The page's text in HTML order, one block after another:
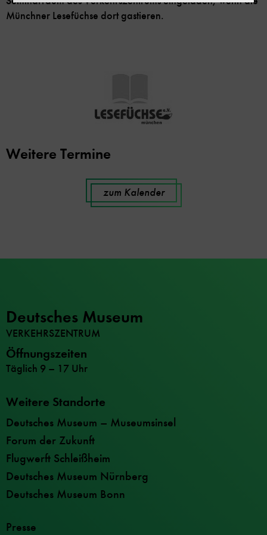
Münchner Lesefüchse dort gastieren.
Weitere Termine
zum Kalender
Deutsches Museum
VERKEHRSZENTRUM
Öffnungszeiten
Täglich 9 – 17 Uhr
Weitere Standorte
Deutsches Museum – Museumsinsel
Forum der Zukunft
Flugwerft Schleißheim
Deutsches Museum Nürnberg
Deutsches Museum Bonn
Presse